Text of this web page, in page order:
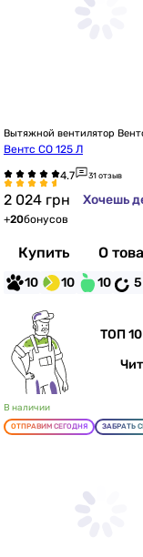
Вытяжной вентилятор
настенный
Вентс СО 125 Л
31 отзыв
2 024 грн Хочешь
+20бонусов
Купить О
10 10 10 5
ТОП
В наличии
ОТПРАВИМ СЕГОДНЯ ЗАБРАТЬ